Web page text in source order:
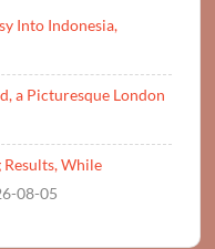
Into Indonesia,
a Picturesque London
Results, While
08-05